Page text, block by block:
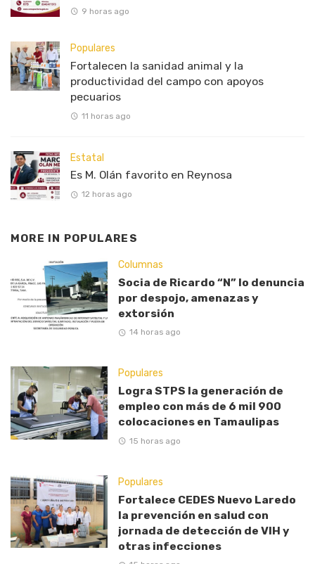
9 horas ago
Populares
Fortalecen la sanidad animal y la
productividad del campo con apoyos
pecuarios
11 horas ago
Estatal
Es M. Olán favorito en Reynosa
12 horas ago
MORE IN POPULARES
Columnas
Socia de Ricardo “N” lo denuncia
por despojo, amenazas y
extorsión
14 horas ago
Populares
Logra STPS la generación de
empleo con más de 6 mil 900
colocaciones en Tamaulipas
15 horas ago
Populares
Fortalece CEDES Nuevo Laredo
la prevención en salud con
jornada de detección de VIH y
otras infecciones